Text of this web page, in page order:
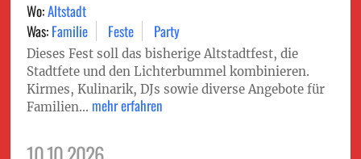
Wo:Altstadt
Was: Familie Feste Party
Dieses Fest soll das bisherige Altstadtfest, die
Stadtfete und den Lichterbummel kombinieren.
Kirmes, Kulinarik, DJs sowie diverse Angebote für
Familien... mehr erfahren